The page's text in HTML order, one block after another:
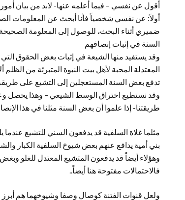
أقول عن نفسي – فيما أعلمه عنها- لابد من بيان
أولاً: عن نفسي شخصياً فأنا أبحث عن المعلومات
ضميري أثناء البحث، للوصول إلى المعلومة
السنة في إثبات إنصافهم
وقد يستفيد منها الشيعة في إثبات بعض الحقوق
المعتدلة المحبة لأهل بيت النبوة المتبرئة من
تدفع بعض السنة المستعجلين إلى التشيع على
وقد نستطيع اختراق الوسط الشيعي – وهذا يحصل
طريقتنا- إذا علموا أن بعض السنة مثلنا في هذا
مثلما غلاة السلفية قد يدفعون السني للتشيع
بني أمية يدافع عنهم بعض شيوخ السلفية الكبار
وهؤلاء أيضاً قد يدفعون المتشيع المعتدل للغلو
فالاحتمالات مفتوحة هنا أيضاً..
ولعل قنوات الفتنة كوصال وصفا وشيوخهما هم